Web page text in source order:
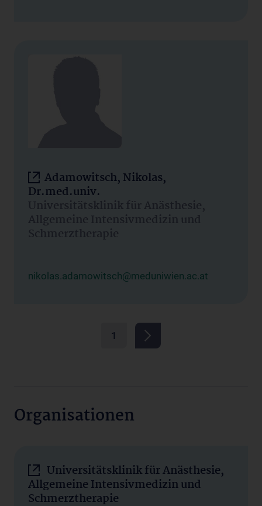
Adamowitsch, Nikolas,
Dr.med.univ.
Universitätsklinik für Anästhesie,
Allgemeine Intensivmedizin und
Schmerztherapie
nikolas.adamowitsch@meduniwien.ac.at
1
Organisationen
Universitätsklinik für Anästhesie,
Allgemeine Intensivmedizin und
Schmerztherapie